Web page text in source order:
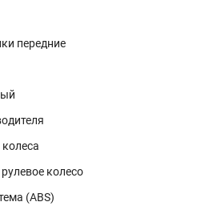
передние
колесо
(ABS)